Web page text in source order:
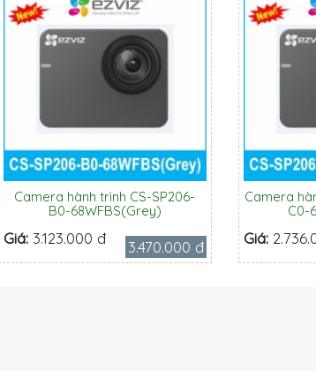
Camera hành trình CS-SP206-
B0-68WFBS(Grey)
Giá: 3.123.000 đ 3.470.000 đ
Camera
C0-
Giá: